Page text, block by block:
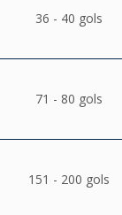
36 - 40 gols
71 - 80 gols
151 - 200 gols